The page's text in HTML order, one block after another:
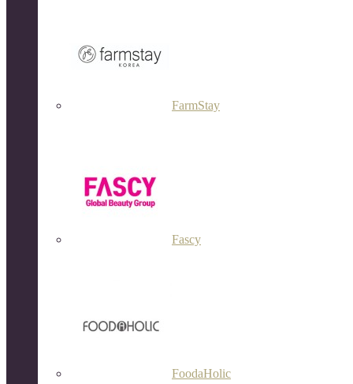
FarmStay
Fascy
FoodaHolic